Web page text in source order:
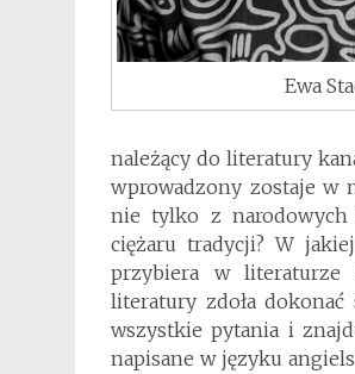
Ewa
należący do literatury
wprowadzony zostaje w
nie tylko z narodowych
ciężaru tradycji? W
przybiera w literaturze
literatury zdoła
wszystkie pytania i
napisane w języku